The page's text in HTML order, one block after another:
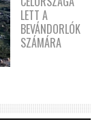
LETT A
BEVÁNDORLÓK
SZÁMÁRA